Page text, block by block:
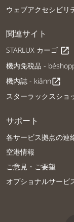
ウェブアクセシビリ
関連サイト
STARLUX カーゴ open_in_new
機内免税品 -
機内誌 - kiânnopen_in_new
スターラックスショ
サポート
各サービス拠点の連
空港情報
ご意見・ご要望
オプショナルサービ